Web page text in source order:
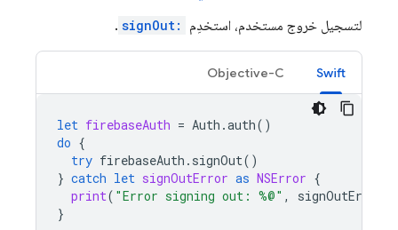
لتسجيل خروج مستخدم، استخدِم
signOut:
.
Swift
Objective-C
let firebaseAuth = Auth .auth()
do {
try firebaseAuth . signOut()
} catch let signOutError as NSError {
print( "Error signing out: %@" , signOutError
}